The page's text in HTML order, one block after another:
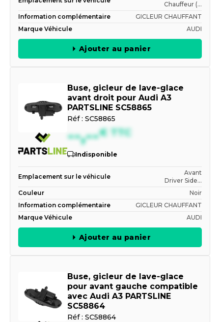
Chauffeur (...
Information complémentaire
GICLEUR CHAUFFANT
Marque Véhicule
AUDI
Ajouter au panier
Buse, gicleur de lave-glace
avant droit pour Audi A3
PARTSLINE SC58865
Réf : SC58865
--,--€ TTC
Indisponible
Emplacement sur le véhicule
Avant
Driver Side...
Couleur
Noir
Information complémentaire
GICLEUR CHAUFFANT
Marque Véhicule
AUDI
Ajouter au panier
Buse, gicleur de lave-glace
pour avant gauche compatible
avec Audi A3 PARTSLINE
SC58864
Réf : SC58864